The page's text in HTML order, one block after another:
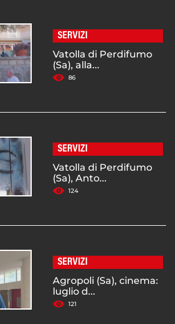
SERVIZI
Vatolla di Perdifumo
(Sa), alla...
86
SERVIZI
Vatolla di Perdifumo
(Sa), Anto...
124
SERVIZI
Agropoli (Sa), cinema:
luglio d...
121